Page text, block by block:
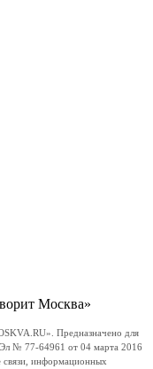
Москва»
Предназначено для
№ 77-64961 от 04 марта 2016
связи, информационных